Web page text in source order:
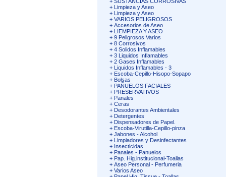
+ Limpieza y Aseo
+ Limpieza y Aseo
+ VARIOS PELIGROSOS
+ Accesorios de Aseo
+ LIEMPIEZA Y ASEO
+ 9 Peligrosos Varios
+ 8 Corrosivos
+ 4 Solidos Inflamables
+ 3 Liquidos Inflamables
+ 2 Gases Inflamables
+ Liquidos Inflamables - 3
+ Escoba-Cepillo-Hisopo-Sopapo
+ Bolsas
+ PAÑUELOS FACIALES
+ PRESERVATIVOS
+ Panales
+ Ceras
+ Desodorantes Ambientales
+ Detergentes
+ Dispensadores de Papel.
+ Escoba-Virutilla-Cepillo-pinza
+ Jabones - Alcohol
+ Limpiadores y Desinfectantes
+ Insecticidas
+ Panales - Panuelos
+ Pap. Hig.institucional-Toallas
+ Aseo Personal - Perfumeria
+ Varios Aseo